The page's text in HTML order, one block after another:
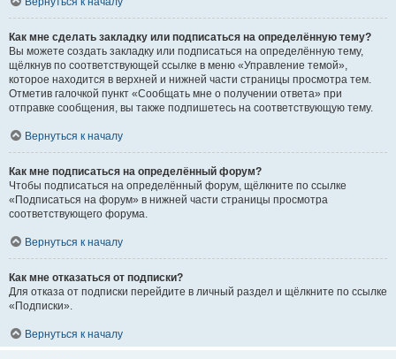
Как мне сделать закладку или подписаться на определённую тему?
Вы можете создать закладку или подписаться на определённую тему,
щёлкнув по соответствующей ссылке в меню «Управление темой»,
которое находится в верхней и нижней части страницы просмотра тем.
Отметив галочкой пункт «Сообщать мне о получении ответа» при
отправке сообщения, вы также подпишетесь на соответствующую тему.
Вернуться к началу
Как мне подписаться на определённый форум?
Чтобы подписаться на определённый форум, щёлкните по ссылке
«Подписаться на форум» в нижней части страницы просмотра
соответствующего форума.
Вернуться к началу
Как мне отказаться от подписки?
Для отказа от подписки перейдите в личный раздел и щёлкните по ссылке
«Подписки».
Вернуться к началу